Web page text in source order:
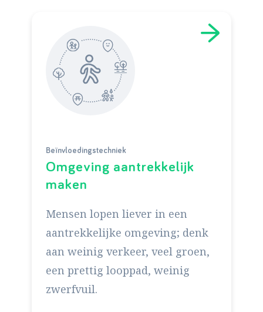
Beïnvloedingstechniek
Omgeving aantrekkelijk
maken
Mensen lopen liever in een
aantrekkelijke omgeving; denk
aan weinig verkeer, veel groen,
een prettig looppad, weinig
zwerfvuil.